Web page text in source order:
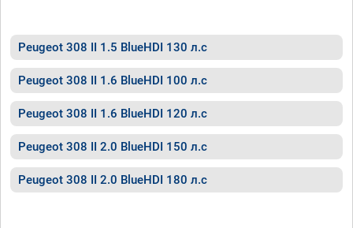
Peugeot 308 II 1.5 BlueHDI 130 л.с
Peugeot 308 II 1.6 BlueHDI 100 л.с
Peugeot 308 II 1.6 BlueHDI 120 л.с
Peugeot 308 II 2.0 BlueHDI 150 л.с
Peugeot 308 II 2.0 BlueHDI 180 л.с